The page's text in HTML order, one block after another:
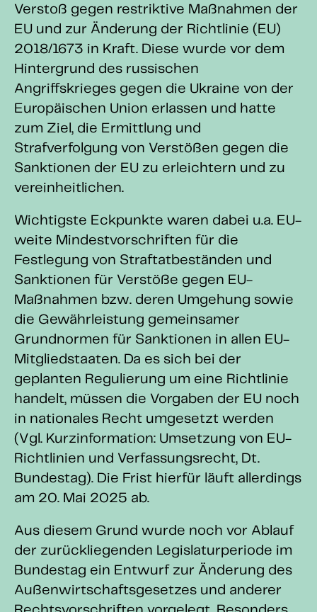
Verstoß gegen restriktive Maßnahmen der
EU und zur Änderung der Richtlinie (EU)
2018/1673 in Kraft. Diese wurde vor dem
Hintergrund des russischen
Angriffskrieges gegen die Ukraine von der
Europäischen Union erlassen und hatte
zum Ziel, die Ermittlung und
Strafverfolgung von Verstößen gegen die
Sanktionen der EU zu erleichtern und zu
vereinheitlichen.
Wichtigste Eckpunkte waren dabei u.a. EU-
weite Mindestvorschriften für die
Festlegung von Straftatbeständen und
Sanktionen für Verstöße gegen EU-
Maßnahmen bzw. deren Umgehung sowie
die Gewährleistung gemeinsamer
Grundnormen für Sanktionen in allen EU-
Mitgliedstaaten. Da es sich bei der
geplanten Regulierung um eine Richtlinie
handelt, müssen die Vorgaben der EU noch
in nationales Recht umgesetzt werden
(Vgl. Kurzinformation: Umsetzung von EU-
Richtlinien und Verfassungsrecht, Dt.
Bundestag). Die Frist hierfür läuft allerdings
am 20. Mai 2025 ab.
Aus diesem Grund wurde noch vor Ablauf
der zurückliegenden Legislaturperiode im
Bundestag ein Entwurf zur Änderung des
Außenwirtschaftsgesetzes und anderer